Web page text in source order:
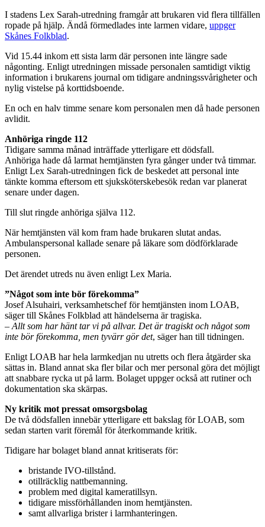
I stadens Lex Sarah-utredning framgår att brukaren vid flera tillfällen
ropade på hjälp. Ändå förmedlades inte larmen vidare, uppger
Skånes Folkblad.
Vid 15.44 inkom ett sista larm där personen inte längre sade
någonting. Enligt utredningen missade personalen samtidigt viktig
information i brukarens journal om tidigare andningssvårigheter och
nylig vistelse på korttidsboende.
En och en halv timme senare kom personalen men då hade personen
avlidit.
Anhöriga ringde 112
Tidigare samma månad inträffade ytterligare ett dödsfall.
Anhöriga hade då larmat hemtjänsten fyra gånger under två timmar.
Enligt Lex Sarah-utredningen fick de beskedet att personal inte
tänkte komma eftersom ett sjuksköterskebesök redan var planerat
senare under dagen.
Till slut ringde anhöriga själva 112.
När hemtjänsten väl kom fram hade brukaren slutat andas.
Ambulanspersonal kallade senare på läkare som dödförklarade
personen.
Det ärendet utreds nu även enligt Lex Maria.
”Något som inte bör förekomma”
Josef Alsuhairi, verksamhetschef för hemtjänsten inom LOAB,
säger till Skånes Folkblad att händelserna är tragiska.
– Allt som har hänt tar vi på allvar. Det är tragiskt och något som
inte bör förekomma, men tyvärr gör det, säger han till tidningen.
Enligt LOAB har hela larmkedjan nu utretts och flera åtgärder ska
sättas in. Bland annat ska fler bilar och mer personal göra det möjligt
att snabbare rycka ut på larm. Bolaget uppger också att rutiner och
dokumentation ska skärpas.
Ny kritik mot pressat omsorgsbolag
De två dödsfallen innebär ytterligare ett bakslag för LOAB, som
sedan starten varit föremål för återkommande kritik.
Tidigare har bolaget bland annat kritiserats för:
bristande IVO-tillstånd.
otillräcklig nattbemanning.
problem med digital kameratillsyn.
tidigare missförhållanden inom hemtjänsten.
samt allvarliga brister i larmhanteringen.